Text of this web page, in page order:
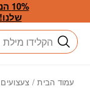
Skip to Content
חיפוש
עמוד הבית/ צעצועים